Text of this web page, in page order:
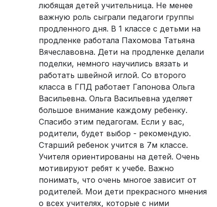
любящая детей учительница. Не менее
важную роль сыграли педагоги группы
продленного дня. В 1 классе с детьми на
продленке работала Пахомова Татьяна
Вячеславовна. Дети на продленке делали
поделки, немного научились вязать и
работать швейной иглой. Со второго
класса в ГПД работает Гапонова Ольга
Васильевна. Ольга Васильевна уделяет
большое внимание каждому ребенку.
Спасибо этим педагогам. Если у вас,
родители, будет выбор - рекомендую.
Старший ребенок учится в 7м классе.
Учителя ориентированы на детей. Очень
мотивируют ребят к учебе. Важно
понимать, что очень многое зависит от
родителей. Мои дети прекрасного мнения
о всех учителях, которые с ними